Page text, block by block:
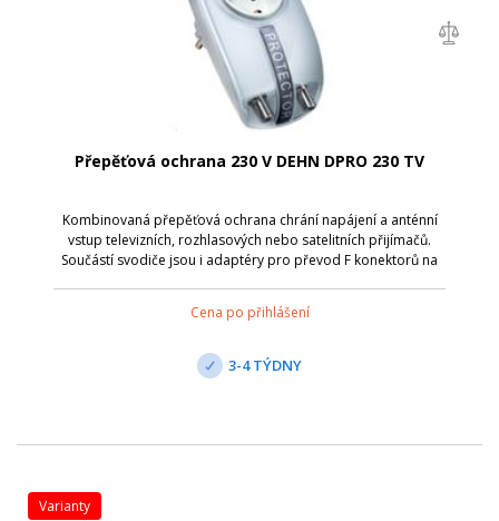
Přepěťová ochrana 230 V DEHN DPRO 230 TV
Kombinovaná přepěťová ochrana chrání napájení a anténní
vstup televizních, rozhlasových nebo satelitních přijímačů.
Součástí svodiče jsou i adaptéry pro převod F konektorů na
Cena po přihlášení
3-4 TÝDNY
varianty